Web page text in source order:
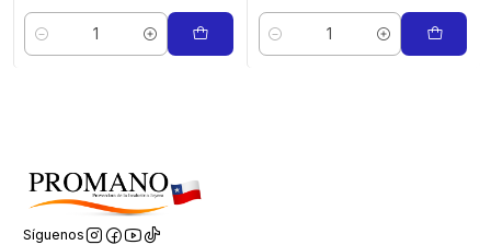
Cantidad Cantidad
Síguenos